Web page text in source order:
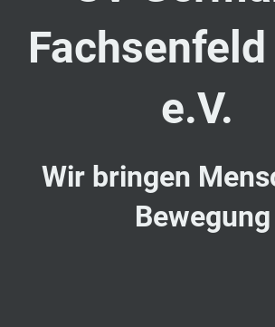
e.V.
Wir bringen
Bewegung